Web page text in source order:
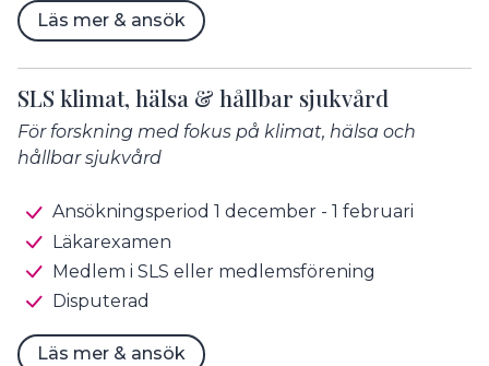
Läs mer & ansök
SLS klimat, hälsa & hållbar sjukvård
För forskning med fokus på klimat, hälsa och
hållbar sjukvård
Ansökningsperiod 1 december - 1 februari
Läkarexamen
Medlem i SLS eller medlemsförening
Disputerad
Läs mer & ansök